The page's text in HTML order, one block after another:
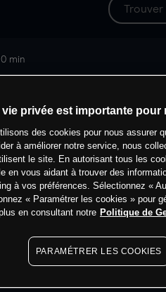
min
vie privée est importante pour
des cookies pour nous assurer
à améliorer notre service, nous
le site. En autorisant tous les
en vous aidant à trouver des
à vos préférences. Sélectionnez «
« Paramétrer les cookies » pour
en consultant notre Politique de
PARAMÉTRER LES COOKIES